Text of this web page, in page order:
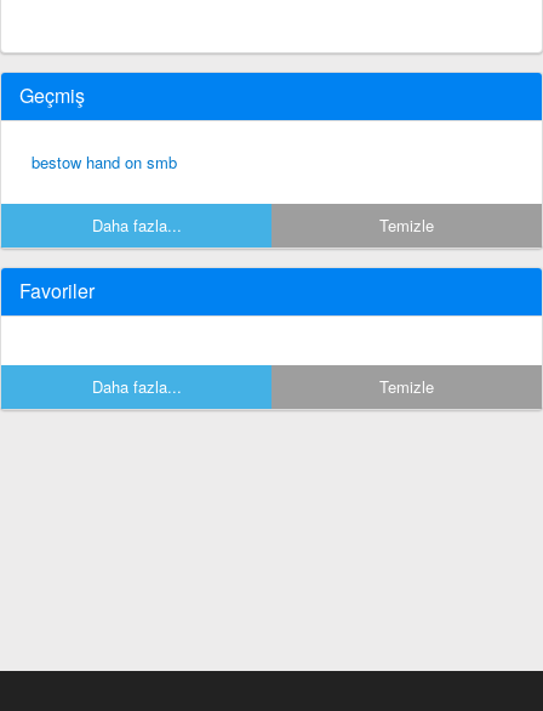
Geçmiş
bestow hand on smb
Daha fazla... Temizle
Favoriler
Daha fazla... Temizle